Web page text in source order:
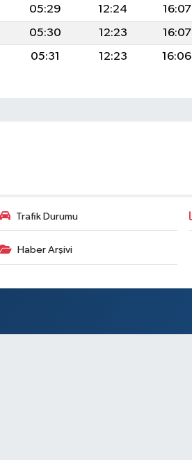
05:29 12:24 16:07
05:30 12:23 16:07
05:31 12:23 16:06
Trafik Durumu
Haber Arşivi